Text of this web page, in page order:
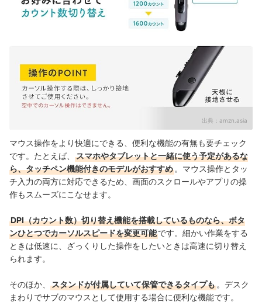
出典： amzn.asia
マウス操作をより快適にできる、便利な機能の有無も要チェック
です。たとえば、
スマホやタブレットと一緒に使う予定があるな
ら、タッチペン機能付きのモデルがおすすめ 。マウス操作とタッ
チ入力の両方に対応できるため、画面のスクロールやアプリの操
作もスムーズにこなせます。
DPI（カウント数）切り替え機能を搭載しているものなら、ボタ
ンひとつでカーソルスピードを変更可能です。細かい作業をする
ときは低速に、ざっくりした操作をしたいときは高速に切り替え
られます。
そのほか、 スタンドが付属していて保管できるタイプも 。デスク
まわりでサブのマウスとして使用する場合に便利な機能です。